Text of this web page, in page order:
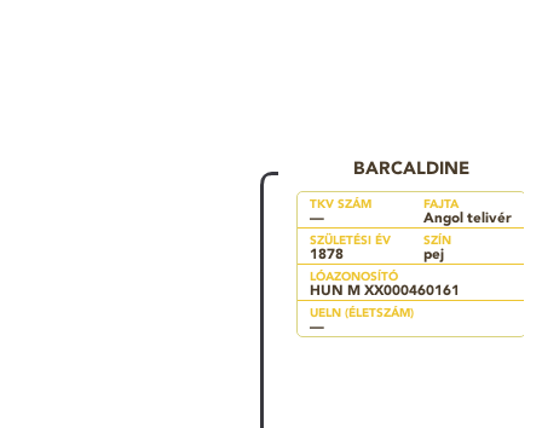
BARCALDINE
TKV SZÁM
—
FAJTA
Angol telivér
SZÜLETÉSI ÉV
1878
SZÍN
pej
LÓAZONOSÍTÓ
HUN M XX000460161
UELN (ÉLETSZÁM)
—